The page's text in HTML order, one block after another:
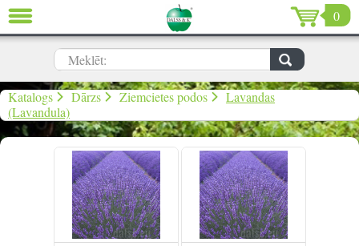
0
Meklēt:
Katalogs Dārzs Ziemcietes podos
Lavandas
(Lavandula)
AIZVĒRT
Dārzs (639)
Māja (198)
De Luxe (15)
Izpārdošana (59)
Ziemassvētki & Jaunais gads (96)